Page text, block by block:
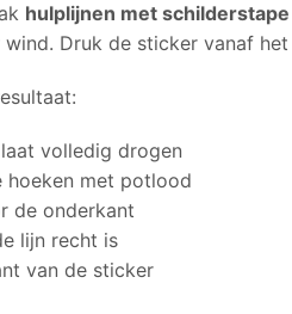
hulplijnen met schilderstape
Druk de sticker vanaf
volledig drogen
hoeken met potlood
de onderkant
lijn recht is
van de sticker